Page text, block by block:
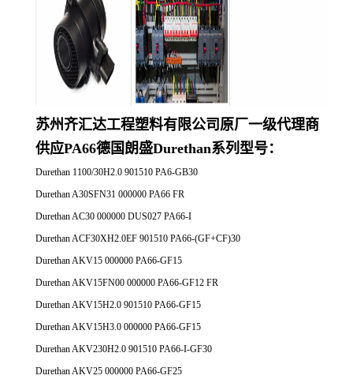
苏州齐汇达工程塑料有限公司原厂一级代理商
供应PA66德国朗盛Durethan系列型号：
Durethan 1100/30H2.0 901510 PA6-GB30
Durethan A30SFN31 000000 PA66 FR
Durethan AC30 000000 DUS027 PA66-I
Durethan ACF30XH2.0EF 901510 PA66-(GF+CF)30
Durethan AKV15 000000 PA66-GF15
Durethan AKV15FN00 000000 PA66-GF12 FR
Durethan AKV15H2.0 901510 PA66-GF15
Durethan AKV15H3.0 000000 PA66-GF15
Durethan AKV230H2.0 901510 PA66-I-GF30
Durethan AKV25 000000 PA66-GF25